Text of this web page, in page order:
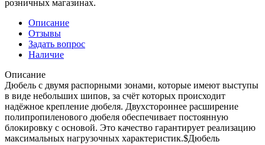
розничных магазинах.
Описание
Отзывы
Задать вопрос
Наличие
Описание
Дюбель с двумя распорными зонами, которые имеют выступы
в виде небольших шипов, за счёт которых происходит
надёжное крепление дюбеля. Двухстороннее расширение
полипропиленового дюбеля обеспечивает постоянную
блокировку с основой. Это качество гарантирует реализацию
максимальных нагрузочных характеристик.$Дюбель